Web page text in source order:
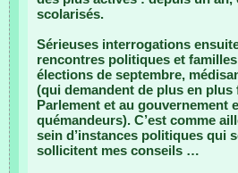
scolarisés.
Sérieuses interrogations
rencontres politiques et
élections de septembre,
(qui demandent de plus en
Parlement et au gouvernement
quémandeurs). C’est comme
sein d’instances politiques qui
sollicitent mes conseils …